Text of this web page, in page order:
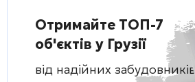
Отримайте ТОП-7
об'єктів у Грузії
від надійних забудовників